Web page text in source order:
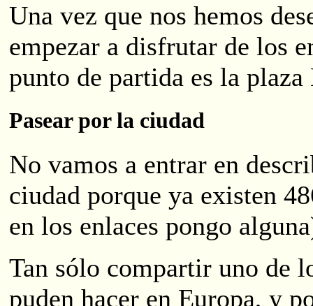
Una vez que nos hemos
empezar a disfrutar de los
punto de partida es la plaza
Pasear por la ciudad
No vamos a entrar en
ciudad porque ya existen
en los enlaces pongo
Tan sólo compartir uno de
puden hacer en Europa, y